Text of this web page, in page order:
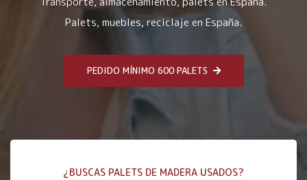
Palets, muebles, reciclaje en España.
PEDIDO MÍNIMO 600 PALETS
¿BUSCAS PALETS DE MADERA USADOS?